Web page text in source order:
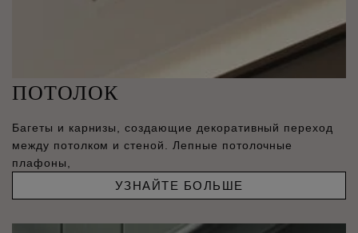
ПОТОЛОК
Багеты и карнизы, создающие декоративный переход
между потолком и стеной. Лепные потолочные
плафоны,
УЗНАЙТЕ БОЛЬШЕ